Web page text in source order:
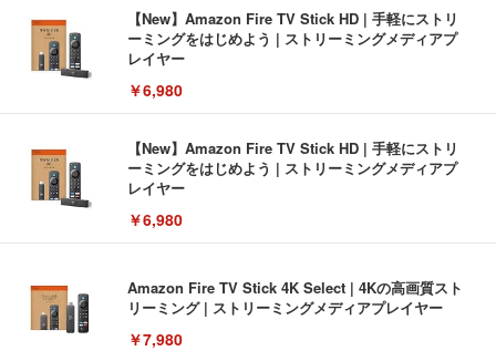
【New】Amazon Fire TV Stick HD | 手軽にストリ
ーミングをはじめよう | ストリーミングメディアプ
レイヤー
￥6,980
【New】Amazon Fire TV Stick HD | 手軽にストリ
ーミングをはじめよう | ストリーミングメディアプ
レイヤー
￥6,980
Amazon Fire TV Stick 4K Select | 4Kの高画質スト
リーミング | ストリーミングメディアプレイヤー
￥7,980